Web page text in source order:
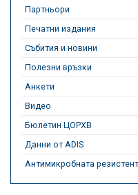
Партньори
Печатни издания
Събития и новини
Полезни връзки
Анкети
Видео
Бюлетин ЦОРХВ
Данни от ADIS
Антимикробната